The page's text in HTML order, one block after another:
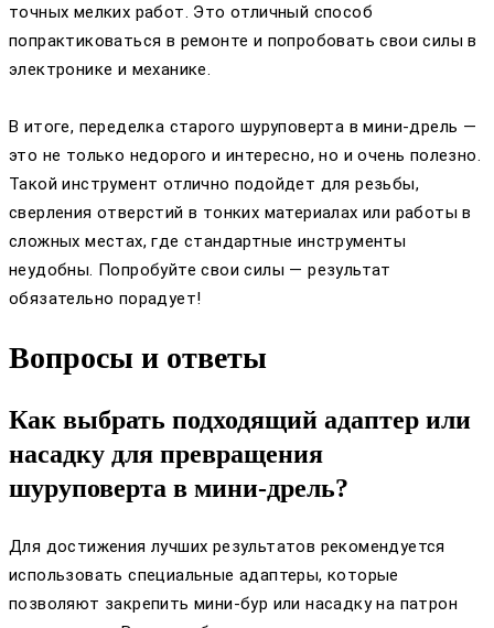
точных мелких работ. Это отличный способ
попрактиковаться в ремонте и попробовать свои силы в
электронике и механике.
В итоге, переделка старого шуруповерта в мини-дрель —
это не только недорого и интересно, но и очень полезно.
Такой инструмент отлично подойдет для резьбы,
сверления отверстий в тонких материалах или работы в
сложных местах, где стандартные инструменты
неудобны. Попробуйте свои силы — результат
обязательно порадует!
Вопросы и ответы
Как выбрать подходящий адаптер или
насадку для превращения
шуруповерта в мини-дрель?
Для достижения лучших результатов рекомендуется
использовать специальные адаптеры, которые
позволяют закрепить мини-бур или насадку на патрон